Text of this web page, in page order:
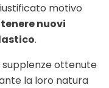
motivo
nuovi
.
supplenze ottenute
la loro natura